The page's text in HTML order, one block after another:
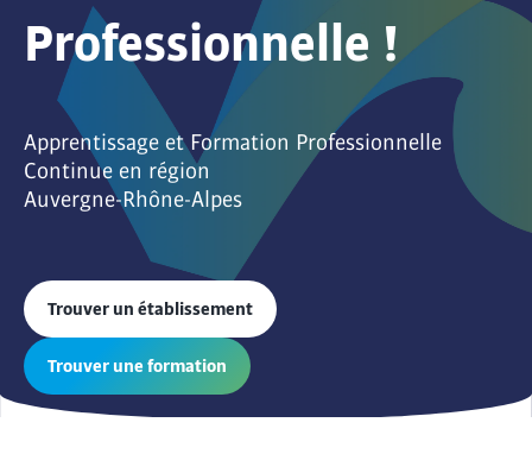
Professionnelle !
Apprentissage et Formation Professionnelle
Continue en région
Auvergne-Rhône-Alpes
Trouver un établissement
Trouver une formation